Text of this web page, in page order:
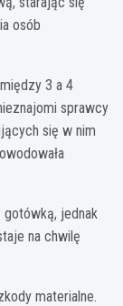
osób
3 a 4
sprawcy
się w nim
jednak
na chwilę
materialne.